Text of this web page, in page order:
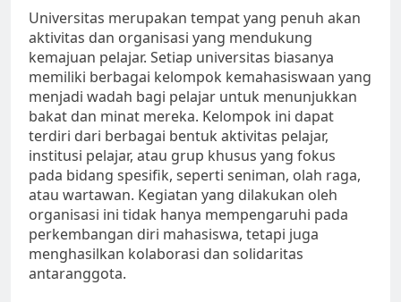
Universitas merupakan tempat yang penuh akan
aktivitas dan organisasi yang mendukung
kemajuan pelajar. Setiap universitas biasanya
memiliki berbagai kelompok kemahasiswaan yang
menjadi wadah bagi pelajar untuk menunjukkan
bakat dan minat mereka. Kelompok ini dapat
terdiri dari berbagai bentuk aktivitas pelajar,
institusi pelajar, atau grup khusus yang fokus
pada bidang spesifik, seperti seniman, olah raga,
atau wartawan. Kegiatan yang dilakukan oleh
organisasi ini tidak hanya mempengaruhi pada
perkembangan diri mahasiswa, tetapi juga
menghasilkan kolaborasi dan solidaritas
antaranggota.